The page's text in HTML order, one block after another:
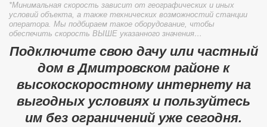
*Минимальная скорость зависит от географических и иных
условий объекта, а также технических возможностий станции
оператора. Мы подбираем такое оборудование, чтобы
обеспечить скорость ВЫШЕ указанного значения…
Подключите свою дачу или частный
дом в Дмитровском районе к
высокоскоростному интернету на
выгодных условиях и пользуйтесь
им без ограничений уже сегодня.